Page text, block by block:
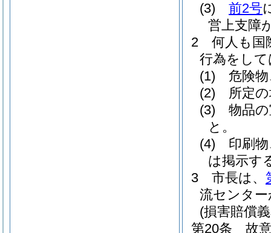
(3)
前2号
営上支障
2
何人も国
行為をし
(1)
危険
(2)
所定
(3)
物品
と。
(4)
印刷
は掲示す
3
市長は、
流センタ
(損害賠償
第20条
故